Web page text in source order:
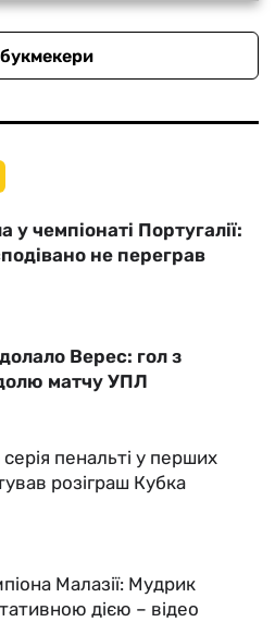
букмекери
у чемпіонаті Португалії:
не переграв
Верес: гол з
матчу УПЛ
пенальті у перших
розіграш Кубка
Малазії: Мудрик
дією – відео